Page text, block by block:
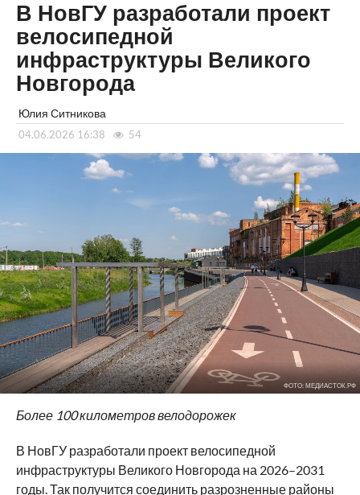
В НовГУ разработали проект
велосипедной
инфраструктуры Великого
Новгорода
Юлия Ситникова
04.06.2026 16:38 54
ФОТО: МЕДИАСТОК.РФ
Более 100 километров велодорожек
В НовГУ разработали проект велосипедной
инфраструктуры Великого Новгорода на 2026–2031
годы. Так получится соединить разрозненные районы